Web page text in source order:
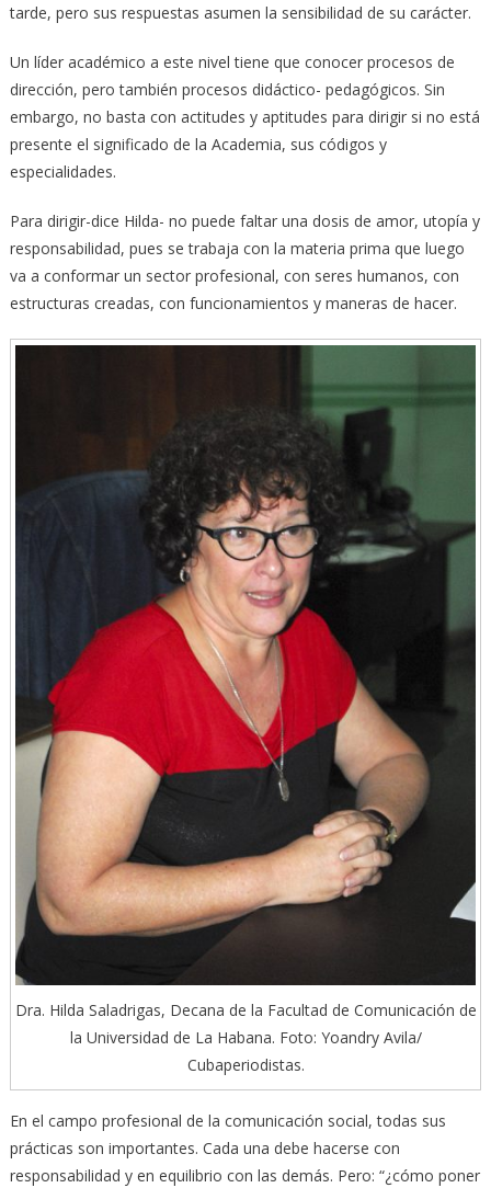
tarde, pero sus respuestas asumen la sensibilidad de su carácter.
Un líder académico a este nivel tiene que conocer procesos de
dirección, pero también procesos didáctico- pedagógicos. Sin
embargo, no basta con actitudes y aptitudes para dirigir si no está
presente el significado de la Academia, sus códigos y
especialidades.
Para dirigir-dice Hilda- no puede faltar una dosis de amor, utopía y
responsabilidad, pues se trabaja con la materia prima que luego
va a conformar un sector profesional, con seres humanos, con
estructuras creadas, con funcionamientos y maneras de hacer.
Dra. Hilda Saladrigas, Decana de la Facultad de Comunicación de
la Universidad de La Habana. Foto: Yoandry Avila/
Cubaperiodistas.
En el campo profesional de la comunicación social, todas sus
prácticas son importantes. Cada una debe hacerse con
responsabilidad y en equilibrio con las demás. Pero: “¿cómo poner